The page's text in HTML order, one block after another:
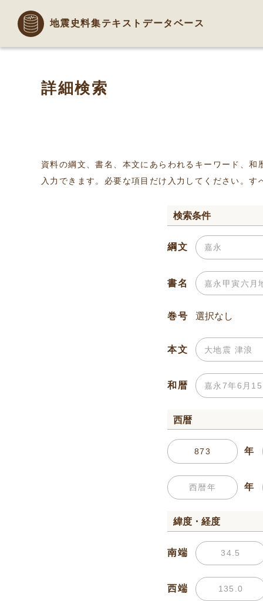
地震史料集テキストデータベース
詳細検索
資料の綱文、書名、本文にあらわれるキーワード、
入力できます。必要な項目だけ入力してください。
検索条件
綱文
書名
巻号
本文
和暦
西暦
年
年
緯度・経度
南端
西端